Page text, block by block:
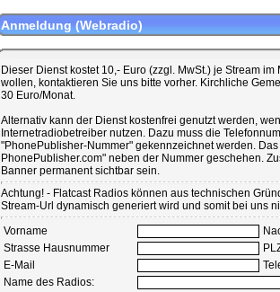
Anmeldung (Webradio)
Dieser Dienst kostet 10,- Euro (zzgl. MwSt.) je Stream
wollen, kontaktieren Sie uns bitte vorher. Kirchliche
30 Euro/Monat.
Alternativ kann der Dienst kostenfrei genutzt werden,
Internetradiobetreiber nutzen. Dazu muss die
"PhonePublisher-Nummer" gekennzeichnet werden.
PhonePublisher.com" neben der Nummer geschehen.
Banner permanent sichtbar sein.
Achtung! - Flatcast Radios können aus technischen
Stream-Url dynamisch generiert wird und somit bei uns
Vorname
Strasse Hausnummer
E-Mail
Name des Radios: